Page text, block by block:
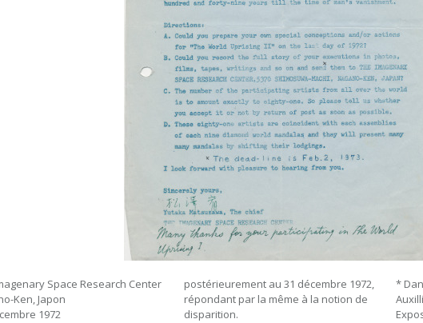
Space Research Center
Ken, Japon
1972
postérieurement au 31 décembre 1972,
répondant par la même à la notion de
disparition.
*